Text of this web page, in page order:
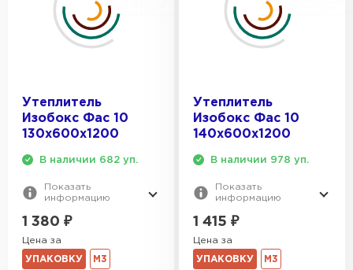
Утеплитель
Изобокс Фас 10
130х600х1200
В наличии 682 уп.
Показать
информацию
1 380 ₽
Цена за
УПАКОВКУ М3
Утеплитель
Изобокс Фас 10
140х600х1200
В наличии 978 уп.
Показать
информацию
1 415 ₽
Цена за
УПАКОВКУ М3